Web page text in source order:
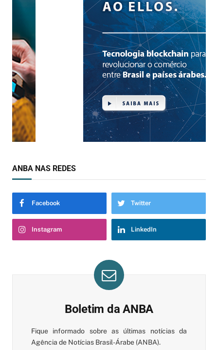
ANBA NAS REDES
Facebook Twitter
Instagram LinkedIn
Boletim da ANBA
Fique informado sobre as últimas notícias da
Agência de Notícias Brasil-Árabe (ANBA).